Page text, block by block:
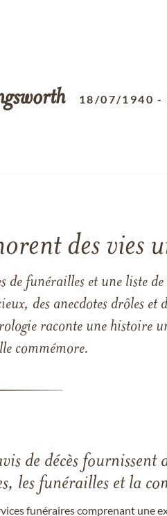
18/07/1940 -
des vies
funérailles et une liste de
des anecdotes drôles et
raconte une histoire
commémore.
de décès
les funérailles et la
funéraires comprenant une